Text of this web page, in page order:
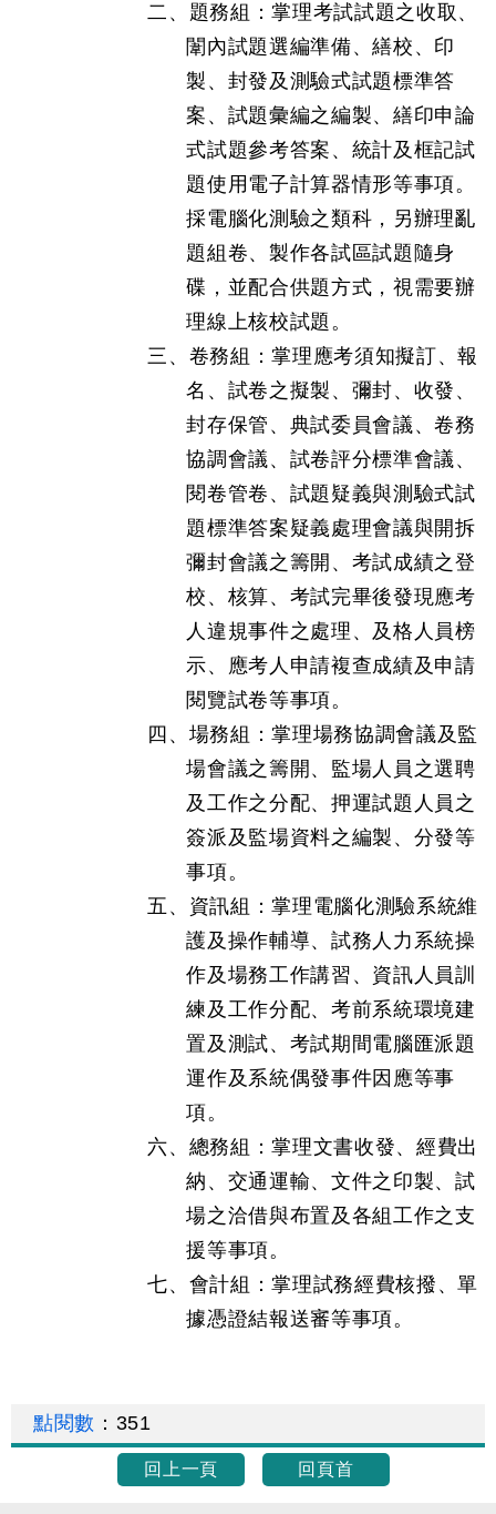
二、題務組：掌理考試試題之收取、
闈內試題選編準備、繕校、印
製、封發及測驗式試題標準答
案、試題彙編之編製、繕印申論
式試題參考答案、統計及框記試
題使用電子計算器情形等事項。
採電腦化測驗之類科，另辦理亂
題組卷、製作各試區試題隨身
碟，並配合供題方式，視需要辦
理線上核校試題。
三、卷務組：掌理應考須知擬訂、報
名、試卷之擬製、彌封、收發、
封存保管、典試委員會議、卷務
協調會議、試卷評分標準會議、
閱卷管卷、試題疑義與測驗式試
題標準答案疑義處理會議與開拆
彌封會議之籌開、考試成績之登
校、核算、考試完畢後發現應考
人違規事件之處理、及格人員榜
示、應考人申請複查成績及申請
閱覽試卷等事項。
四、場務組：掌理場務協調會議及監
場會議之籌開、監場人員之選聘
及工作之分配、押運試題人員之
簽派及監場資料之編製、分發等
事項。
五、資訊組：掌理電腦化測驗系統維
護及操作輔導、試務人力系統操
作及場務工作講習、資訊人員訓
練及工作分配、考前系統環境建
置及測試、考試期間電腦匯派題
運作及系統偶發事件因應等事
項。
六、總務組：掌理文書收發、經費出
納、交通運輸、文件之印製、試
場之洽借與布置及各組工作之支
援等事項。
七、會計組：掌理試務經費核撥、單
據憑證結報送審等事項。
點閱數 ： 351
回上一頁 回頁首